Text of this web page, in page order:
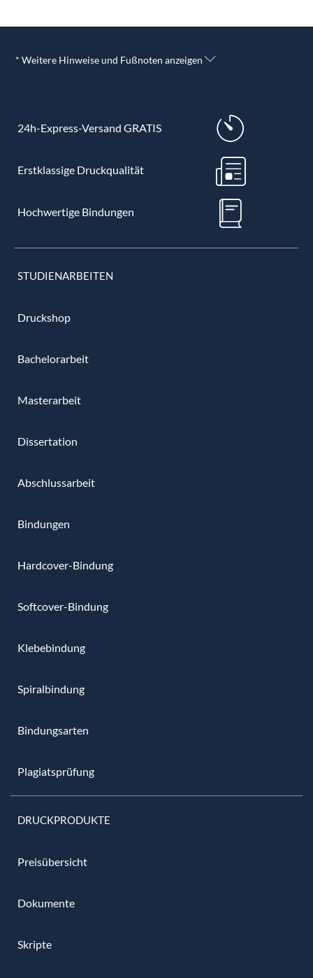
* Weitere Hinweise und Fußnoten anzeigen
24h-Express-Versand GRATIS
Erstklassige Druckqualität
Hochwertige Bindungen
STUDIENARBEITEN
Druckshop
Bachelorarbeit
Masterarbeit
Dissertation
Abschlussarbeit
Bindungen
Hardcover-Bindung
Softcover-Bindung
Klebebindung
Spiralbindung
Bindungsarten
Plagiatsprüfung
DRUCKPRODUKTE
Preisübersicht
Dokumente
Skripte